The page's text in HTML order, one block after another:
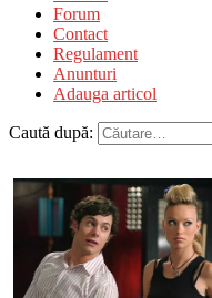
Forum
Contact
Regulament
Anunturi
Adauga articol
Caută după: